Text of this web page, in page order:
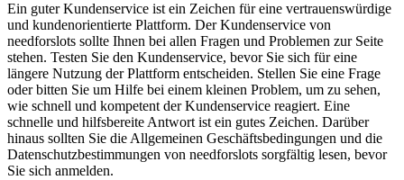
Ein guter Kundenservice ist ein Zeichen für eine vertrauenswürdige
und kundenorientierte Plattform. Der Kundenservice von
needforslots sollte Ihnen bei allen Fragen und Problemen zur Seite
stehen. Testen Sie den Kundenservice, bevor Sie sich für eine
längere Nutzung der Plattform entscheiden. Stellen Sie eine Frage
oder bitten Sie um Hilfe bei einem kleinen Problem, um zu sehen,
wie schnell und kompetent der Kundenservice reagiert. Eine
schnelle und hilfsbereite Antwort ist ein gutes Zeichen. Darüber
hinaus sollten Sie die Allgemeinen Geschäftsbedingungen und die
Datenschutzbestimmungen von needforslots sorgfältig lesen, bevor
Sie sich anmelden.